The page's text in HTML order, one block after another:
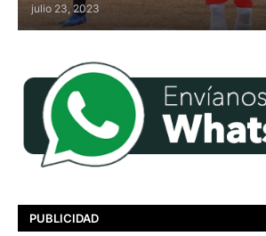
julio 23, 2023
PUBLICIDAD